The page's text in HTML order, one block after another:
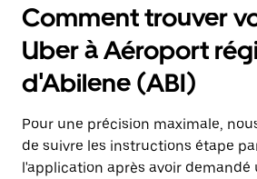
Comment trouver
Uber à Aéroport
d'Abilene (ABI)
Pour une précision maximale,
de suivre les instructions étape
l'application après avoir demandé